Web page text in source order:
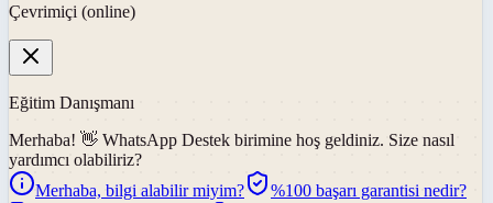
Çevrimiçi (online)
Eğitim Danışmanı
Merhaba! 👋 WhatsApp Destek birimine hoş geldiniz. Size nasıl
yardımcı olabiliriz?
Merhaba, bilgi alabilir miyim?
%100 başarı garantisi nedir?